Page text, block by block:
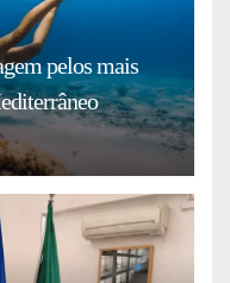
pelos mais